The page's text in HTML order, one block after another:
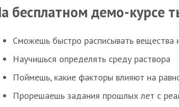
бесплатном демо-курсе
Сможешь быстро расписывать вещества
Научишься определять среду раствора
Поймешь, какие факторы влияют на
Прорешаешь задания прошлых лет с